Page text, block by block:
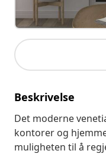
Beskrivelse
Det moderne
kontorer og
muligheten til å